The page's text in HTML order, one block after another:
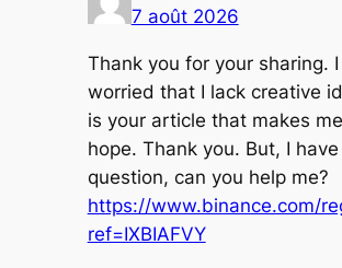
7 août 2026
Thank you for your sharing. I
worried that I lack creative
is your article that makes
hope. Thank you. But, I have
question, can you help me?
https://www.binance.com/
ref=IXBIAFVY